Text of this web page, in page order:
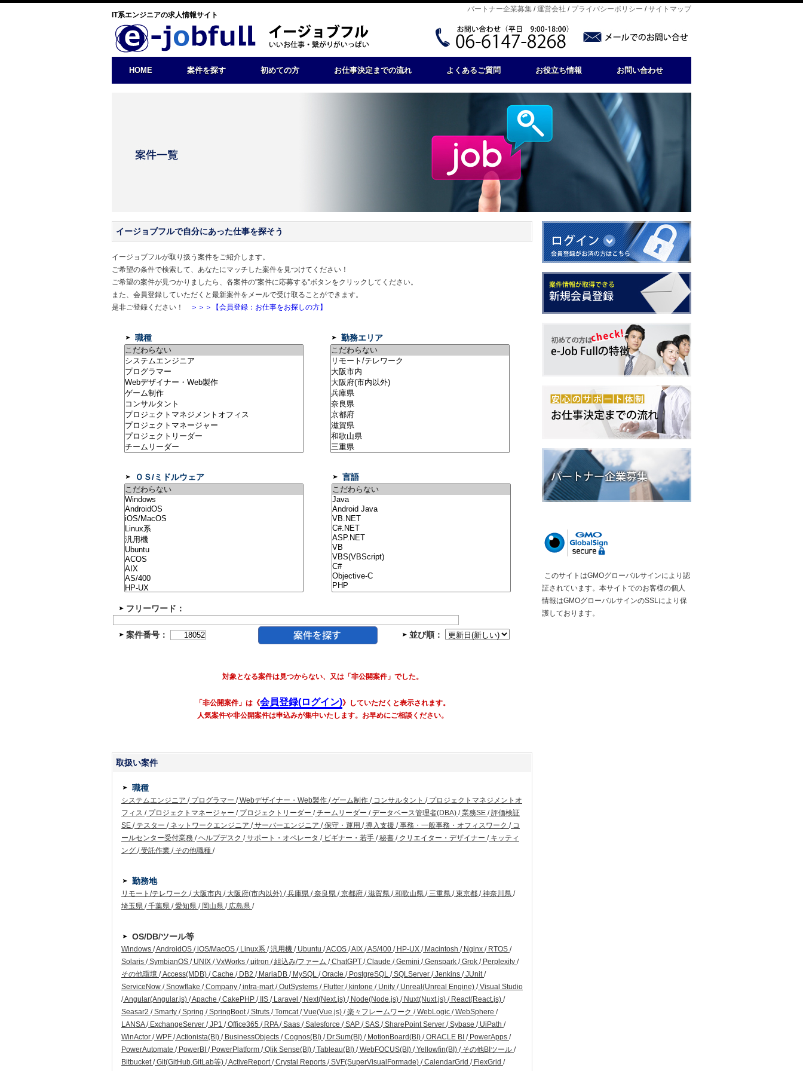
IT系エンジニアの求人情報サイト
パートナー企業募集 /運営会社 / プライバシーポリシー /サイトマップ
HOME 案件を探す 初めての方 お仕事決定までの流れ よくあるご質問 お役立ち情報 お問い合わせ
イージョブフルで自分にあった仕事を探そう
イージョブフルが取り扱う案件をご紹介します。
ご希望の条件で検索して、あなたにマッチした案件を見つけてください！
ご希望の案件が見つかりましたら、各案件の"案件に応募する"ボタンをクリックしてください。
また、会員登録していただくと最新案件をメールで受け取ることができます。
是非ご登録ください！
＞＞＞【会員登録：お仕事をお探しの方】
職種 勤務エリア
ＯＳ/ミドルウェア 言語
フリーワード：
案件番号： 並び順：
対象となる案件は見つからない、又は「非公開案件」でした。
「非公開案件」は《会員登録(ログイン)》していただくと表示されます。
人気案件や非公開案件は申込みが集中いたします。お早めにご相談ください。
取扱い案件
職種
システムエンジニア /プログラマー /Webデザイナー・Web製作 /ゲーム制作 /コンサルタント /プロジェクトマネジメントオ
フィス /プロジェクトマネージャー /プロジェクトリーダー /チームリーダー /データベース管理者(DBA) /業務SE /評価検証
SE /テスター /ネットワークエンジニア /サーバーエンジニア /保守・運用 /導入支援 /事務・一般事務・オフィスワーク /コ
ールセンター受付業務 /ヘルプデスク /サポート・オペレータ /ビギナー・若手 /秘書 /クリエイター・デザイナー /キッティ
ング /受託作業 /その他職種 /
勤務地
リモート/テレワーク /大阪市内 /大阪府(市内以外) /兵庫県 /奈良県 /京都府 /滋賀県 /和歌山県 /三重県 /東京都 /神奈川県 /
埼玉県 /千葉県 /愛知県 /岡山県 /広島県 /
OS/DB/ツール等
Windows /AndroidOS /iOS/MacOS /Linux系 /汎用機 /Ubuntu /ACOS /AIX /AS/400 /HP-UX /Macintosh /Nginx /RTOS /
Solaris /SymbianOS /UNIX /VxWorks /μitron /組込み/ファーム /ChatGPT /Claude /Gemini /Genspark /Grok /Perplexity /
その他環境 /Access(MDB) /Cache /DB2 /MariaDB /MySQL /Oracle /PostgreSQL /SQLServer /Jenkins /JUnit/
ServiceNow /Snowflake /Company /intra-mart/OutSystems /Flutter /kintone /Unity /Unreal(Unreal Engine) /Visual Studio
/Angular(Angular.js) /Apache /CakePHP /IIS /Laravel /Next(Next.js) /Node(Node.js) /Nuxt(Nuxt.js) /React(React.js) /
Seasar2 /Smarty /Spring /SpringBoot/Struts /Tomcat/Vue(Vue.js) /楽々フレームワーク /WebLogic /WebSphere /
LANSA/ExchangeServer /JP1 /Office365 /RPA/Saas /Salesforce /SAP /SAS /SharePoint Server /Sybase /UiPath /
WinActor /WPF /Actionista(BI) /BusinessObjects /Cognos(BI) /Dr.Sum(BI) /MotionBoard(BI) /ORACLE BI /PowerApps /
PowerAutomate /PowerBI /PowerPlatform /Qlik Sense(BI) /Tableau(BI) /WebFOCUS(BI) /Yellowfin(BI) /その他BIツール /
Bitbucket/Git(GitHub,GitLab等) /ActiveReport/Crystal Reports /SVF(SuperVisualFormade) /CalendarGrid /FlexGrid /
このサイトはGMOグローバルサインにより認
証されています。本サイトでのお客様の個人
情報はGMOグローバルサインのSSLにより保
護しております。